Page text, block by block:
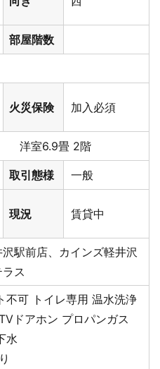
部屋階数
火災保険 加入必須
洋室6.9畳 2階
取引態様 一般
現況 賃貸中
駅前店、カインズ軽井沢
ス
不可 トイレ専用 温水洗浄
ドアホン プロパンガス
水